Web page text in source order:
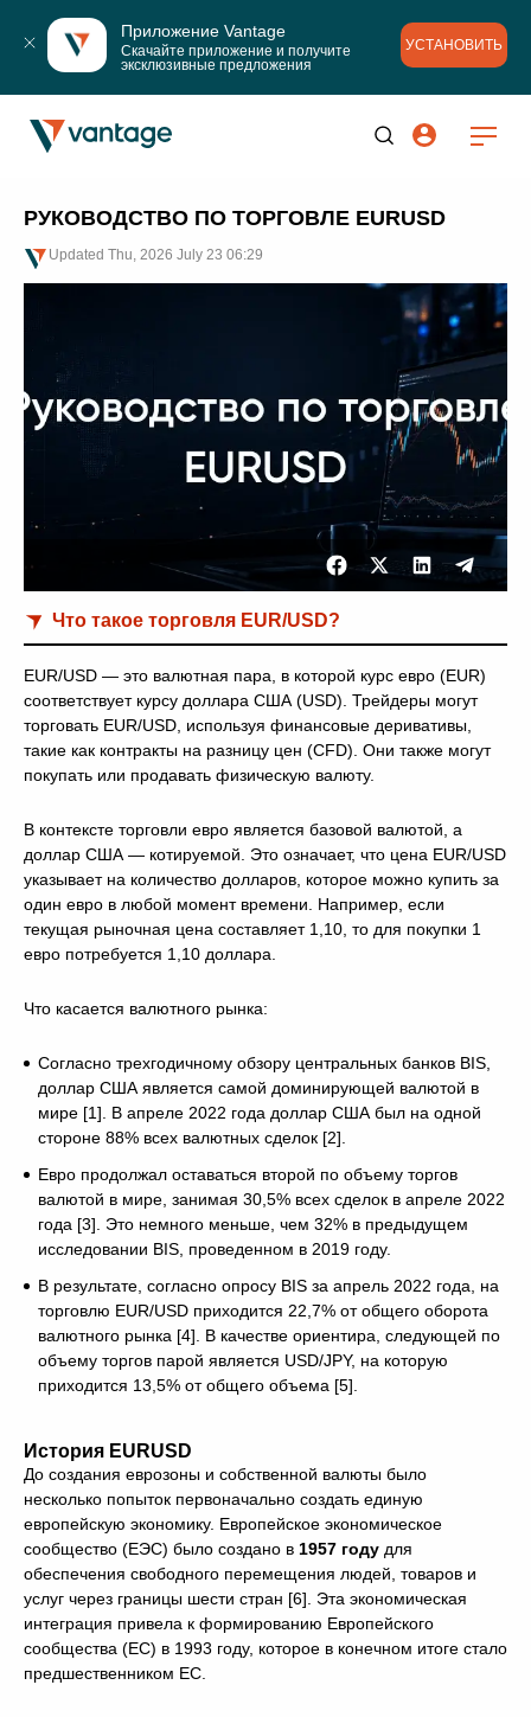
Приложение Vantage
Скачайте приложение и получите
эксклюзивные предложения
УСТАНОВИТЬ
РУКОВОДСТВО ПО ТОРГОВЛЕ EURUSD
Updated Thu, 2026 July 23 06:29
Что такое торговля EUR/USD?
EUR/USD — это валютная пара, в которой курс евро (EUR)
соответствует курсу доллара США (USD). Трейдеры могут
торговать EUR/USD, используя финансовые деривативы,
такие как контракты на разницу цен (CFD). Они также могут
покупать или продавать физическую валюту.
В контексте торговли евро является базовой валютой, а
доллар США — котируемой. Это означает, что цена EUR/USD
указывает на количество долларов, которое можно купить за
один евро в любой момент времени. Например, если
текущая рыночная цена составляет 1,10, то для покупки 1
евро потребуется 1,10 доллара.
Что касается валютного рынка:
Согласно трехгодичному обзору центральных банков BIS,
доллар США является самой доминирующей валютой в
мире [1]. В апреле 2022 года доллар США был на одной
стороне 88% всех валютных сделок [2].
Евро продолжал оставаться второй по объему торгов
валютой в мире, занимая 30,5% всех сделок в апреле 2022
года [3]. Это немного меньше, чем 32% в предыдущем
исследовании BIS, проведенном в 2019 году.
В результате, согласно опросу BIS за апрель 2022 года, на
торговлю EUR/USD приходится 22,7% от общего оборота
валютного рынка [4]. В качестве ориентира, следующей по
объему торгов парой является USD/JPY, на которую
приходится 13,5% от общего объема [5].
История EURUSD
До создания еврозоны и собственной валюты было
несколько попыток первоначально создать единую
европейскую экономику. Европейское экономическое
сообщество (ЕЭС) было создано в 1957 году для
обеспечения свободного перемещения людей, товаров и
услуг через границы шести стран [6]. Эта экономическая
интеграция привела к формированию Европейского
сообщества (ЕС) в 1993 году, которое в конечном итоге стало
предшественником ЕС.